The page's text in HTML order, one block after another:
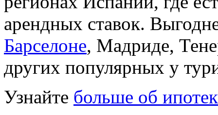
арендных ставок.
Барселоне, Мадриде,
других популярных у
Узнайте больше об